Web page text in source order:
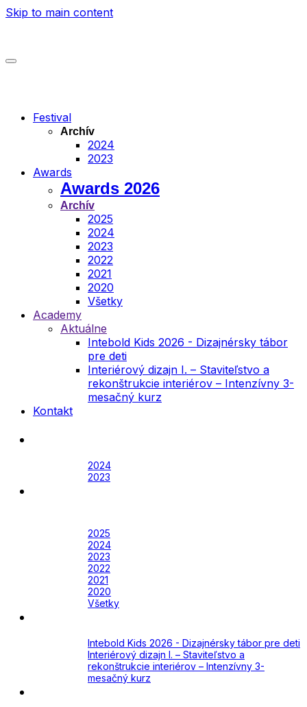
Skip to main content
Festival
Archív
2024
2023
Awards
Awards 2026
Archív
2025
2024
2023
2022
2021
2020
Všetky
Academy
Aktuálne
Intebold Kids 2026 - Dizajnérsky tábor
pre deti
Interiérový dizajn I. – Staviteľstvo a
rekonštrukcie interiérov – Intenzívny 3-
mesačný kurz
Kontakt
2024
2023
2025
2024
2023
2022
2021
2020
Všetky
Intebold Kids 2026 - Dizajnérsky tábor pre deti
Interiérový dizajn I. – Staviteľstvo a
rekonštrukcie interiérov – Intenzívny 3-
mesačný kurz